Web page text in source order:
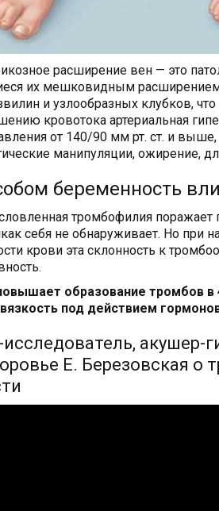
расширение вен — это
их мешковидным
и узлообразных клубков, что
кровотока артериальная
от 140/90 мм рт. ст. и
манипуляции, ожирение,
беременность
тромбофилия
себя не обнаруживает. Но при
крови эта склонность к
образование тромбов в
под действием
акушер-
Е. Березовская о